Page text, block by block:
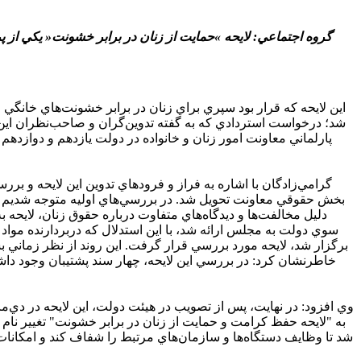
گروه اجتماعي: لايحه »حمايت از زنان در برابر خشونت« يکي
شد؛ درخواست استردادي که به گفته تدوين‌گران و صاحب‌نظران
پارلماني معاونت امور زنان و خانواده در دولت يازدهم و
گرامي‌زادگان با اشاره به فراز و فرودهاي تدوين اين لايحه و
بخش حقوقي معاونت تحويل شد. در بررسي‌هاي اوليه متوجه شديم
دليل مخالفت‌ها و ديدگاه‌هاي متفاوت درباره حقوق زنان،
سوي دولت به مجلس ارائه شد، با اين استدلال که دربردارنده
برگزار شد، لايحه مورد بررسي قرار گرفت. اين روند از نظر
خاطرنشان کرد: در بررسي اين لايحه، چهار سند پشتيبان وجود
به "لايحه حفظ کرامت و حمايت از زنان در برابر خشونت" تغيير
شد تا وظايف دستگاه‌ها و سازمان‌هاي مرتبط را شفاف کند و